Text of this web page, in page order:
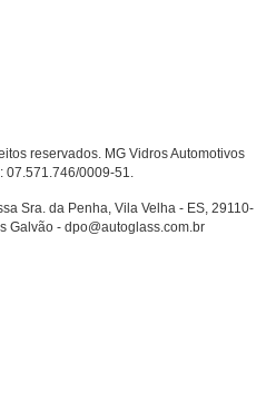
reservados. MG Vidros Automotivos
07.571.746/0009-51.
Sra. da Penha, Vila Velha - ES, 29110-
Galvão - dpo@autoglass.com.br